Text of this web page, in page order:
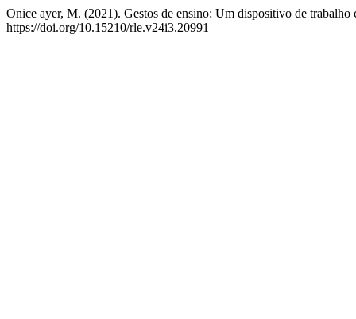
Onice ayer, M. (2021). Gestos de ensino: Um dispositivo de trabalho
https://doi.org/10.15210/rle.v24i3.20991